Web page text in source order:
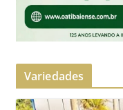
Variedades